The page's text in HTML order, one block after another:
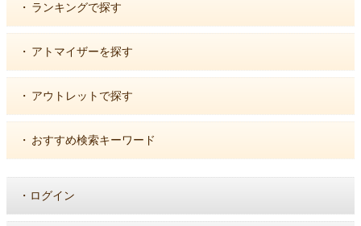
・ ランキングで探す
・ アトマイザーを探す
・ アウトレットで探す
・ おすすめ検索キーワード
・ ログイン